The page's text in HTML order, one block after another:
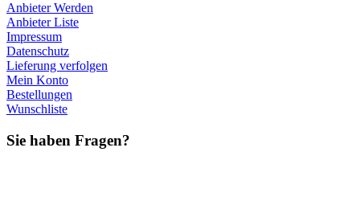
Anbieter Werden
Anbieter Liste
Impressum
Datenschutz
Lieferung verfolgen
Mein Konto
Bestellungen
Wunschliste
Sie haben Fragen?